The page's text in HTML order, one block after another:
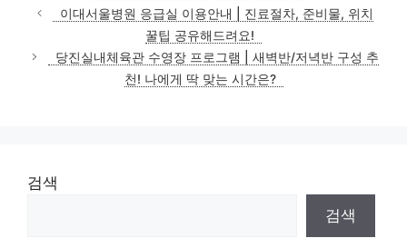
이대서울병원 응급실 이용안내 | 진료절차, 준비물, 위치
꿀팁 공유해드려요!
당진실내체육관 수영장 프로그램 | 새벽반/저녁반 구성 추
천! 나에게 딱 맞는 시간은?
검색
검색